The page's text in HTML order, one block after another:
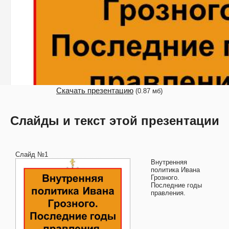
Скачать презентацию (0.87 мб)
Слайды и текст этой презентации
Слайд №1
Внутренняя
политика Ивана
Грозного.
Последние годы
правления.